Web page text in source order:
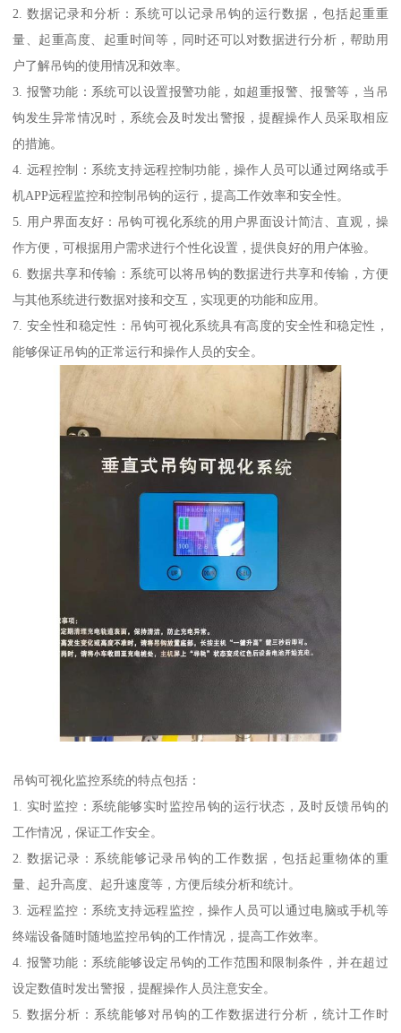
2. 数据记录和分析：系统可以记录吊钩的运行数据，包括起重重
量、起重高度、起重时间等，同时还可以对数据进行分析，帮助用
户了解吊钩的使用情况和效率。
3. 报警功能：系统可以设置报警功能，如超重报警、报警等，当吊
钩发生异常情况时，系统会及时发出警报，提醒操作人员采取相应
的措施。
4. 远程控制：系统支持远程控制功能，操作人员可以通过网络或手
机APP远程监控和控制吊钩的运行，提高工作效率和安全性。
5. 用户界面友好：吊钩可视化系统的用户界面设计简洁、直观，操
作方便，可根据用户需求进行个性化设置，提供良好的用户体验。
6. 数据共享和传输：系统可以将吊钩的数据进行共享和传输，方便
与其他系统进行数据对接和交互，实现更的功能和应用。
7. 安全性和稳定性：吊钩可视化系统具有高度的安全性和稳定性，
能够保证吊钩的正常运行和操作人员的安全。
吊钩可视化监控系统的特点包括：
1. 实时监控：系统能够实时监控吊钩的运行状态，及时反馈吊钩的
工作情况，保证工作安全。
2. 数据记录：系统能够记录吊钩的工作数据，包括起重物体的重
量、起升高度、起升速度等，方便后续分析和统计。
3. 远程监控：系统支持远程监控，操作人员可以通过电脑或手机等
终端设备随时随地监控吊钩的工作情况，提高工作效率。
4. 报警功能：系统能够设定吊钩的工作范围和限制条件，并在超过
设定数值时发出警报，提醒操作人员注意安全。
5. 数据分析：系统能够对吊钩的工作数据进行分析，统计工作时